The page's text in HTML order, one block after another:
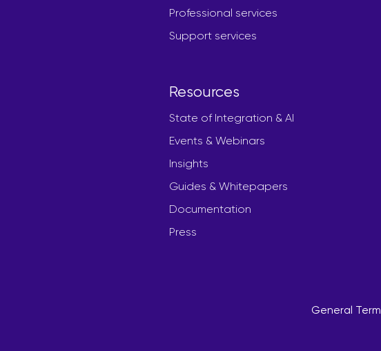
Professional services
Support services
Resources
State of Integration & AI
Events & Webinars
Insights
Guides & Whitepapers
Documentation
Press
General